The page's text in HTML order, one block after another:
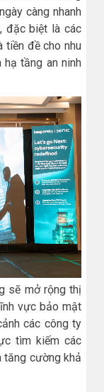
càng nhanh
đặc biệt là các
tiền đề cho nhu
tầng an ninh
sẽ mở rộng thị
vực bảo mật
các công ty
tìm kiếm các
cường khả